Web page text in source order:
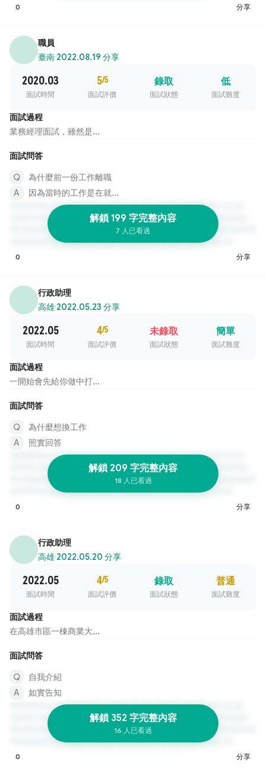
0 分享
職員
臺南·2022.08.19 分享
2020.03
面試時間
5/5
面試評價
錄取
面試狀態
低
面試難度
面試過程
業務經理面試，雖然是...
面試問答
為什麼前一份工作離職
因為當時的工作是在就...
解鎖 199 字完整內容
7 人已看過
0 分享
行政助理
高雄·2022.05.23 分享
2022.05
面試時間
4/5
面試評價
未錄取
面試狀態
簡單
面試難度
面試過程
一開始會先給你做中打...
面試問答
為什麼想換工作
照實回答
解鎖 209 字完整內容
18 人已看過
0 分享
行政助理
高雄·2022.05.20 分享
2022.05
面試時間
4/5
面試評價
錄取
面試狀態
普通
面試難度
面試過程
在高雄市區一棟商業大...
面試問答
自我介紹
如實告知
解鎖 352 字完整內容
16 人已看過
0 分享